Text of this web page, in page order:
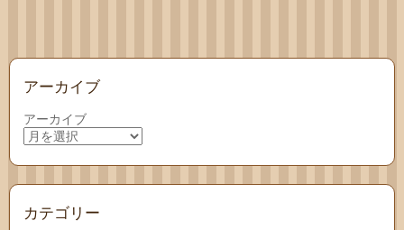
アーカイブ
アーカイブ
カテゴリー